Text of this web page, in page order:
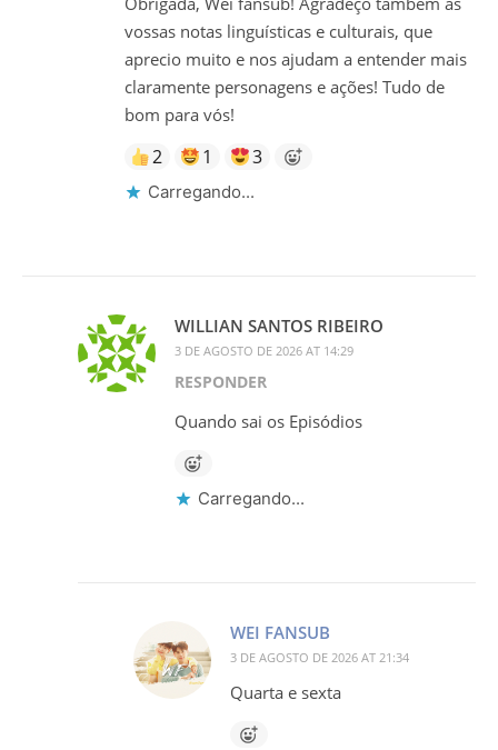
vossas notas linguísticas e culturais, que
aprecio muito e nos ajudam a entender mais
claramente personagens e ações! Tudo de
bom para vós!
2 1 3
Carregando...
WILLIAN SANTOS RIBEIRO
3 DE AGOSTO DE 2026 AT 14:29
RESPONDER
Quando sai os Episódios
Carregando...
WEI FANSUB
3 DE AGOSTO DE 2026 AT 21:34
Quarta e sexta